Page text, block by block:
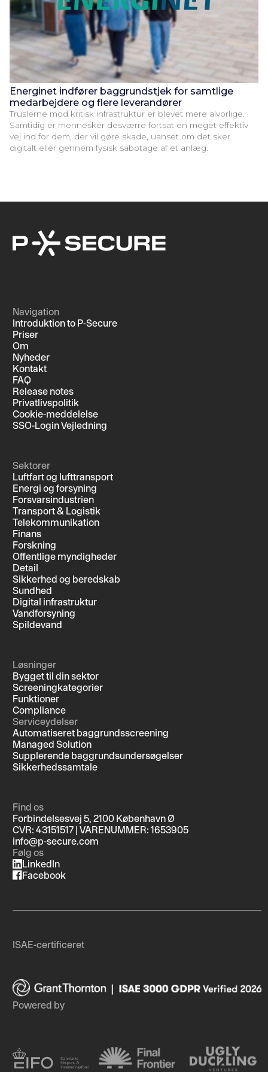
Energinet indfører baggrundstjek for samtlige
medarbejdere og flere leverandører
Truslerne mod kritisk infrastruktur er blevet mere alvorlige.
Samtidig er mennesker desværre fortsat en meget effektiv
vej ind for dem, der vil gøre skade, uanset om det sker
digitalt eller gennem fysisk sabotage af et anlæg.
Navigation
Introduktion to P-Secure
Priser
Om
Nyheder
Kontakt
FAQ
Release notes
Privatlivspolitik
Cookie-meddelelse
SSO-Login Vejledning
Sektorer
Luftfart og lufttransport
Energi og forsyning
Forsvarsindustrien
Transport & Logistik
Telekommunikation
Finans
Forskning
Offentlige myndigheder
Detail
Sikkerhed og beredskab
Sundhed
Digital infrastruktur
Vandforsyning
Spildevand
Løsninger
Bygget til din sektor
Screeningkategorier
Funktioner
Compliance
Serviceydelser
Automatiseret baggrundsscreening
Managed Solution
Supplerende baggrundsundersøgelser
Sikkerhedssamtale
Find os
Forbindelsesvej 5, 2100 København Ø
CVR: 43151517 | VARENUMMER: 1653905
info@p-secure.com
Følg os
LinkedIn
Facebook
ISAE-certificeret
Powered by